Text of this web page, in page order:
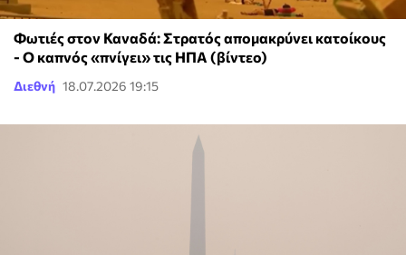
Φωτιές στον Καναδά: Στρατός απομακρύνει κατοίκους
- Ο καπνός «πνίγει» τις ΗΠΑ (βίντεο)
Διεθνή 18.07.2026 19:15